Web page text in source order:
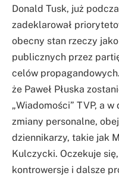
Donald Tusk, już
zadeklarował
obecny stan rzeczy
publicznych przez
celów
że Paweł Płuska
„Wiadomości” TVP, a
zmiany personalne,
dziennikarzy, takie jak
Kulczycki. Oczekuje
kontrowersje i dalsze